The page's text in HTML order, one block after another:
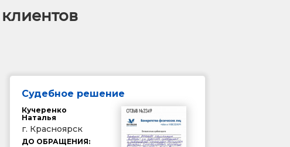
Судебное решение
Кучеренко
Наталья
г. Красноярск
ДО ОБРАЩЕНИЯ: